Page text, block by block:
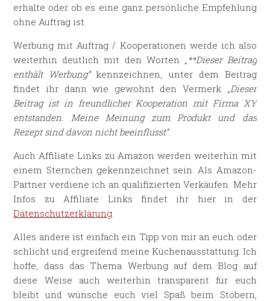
erhalte oder ob es eine ganz persönliche Empfehlung
ohne Auftrag ist.
Werbung mit Auftrag / Kooperationen werde ich also
weiterhin deutlich mit den Worten „**Dieser Beitrag
enthält Werbung“kennzeichnen, unter dem Beitrag
findet ihr dann wie gewohnt den Vermerk „Dieser
Beitrag ist in freundlicher Kooperation mit Firma XY
entstanden. Meine Meinung zum Produkt und das
Rezept sind davon nicht beeinflusst“.
Auch Affiliate Links zu Amazon werden weiterhin mit
einem Sternchen gekennzeichnet sein. Als Amazon-
Partner verdiene ich an qualifizierten Verkäufen. Mehr
Infos zu Affiliate Links findet ihr hier in der
Datenschutzerklärung
Alles andere ist einfach ein Tipp von mir an euch oder
schlicht und ergreifend meine Küchenausstattung. Ich
hoffe, dass das Thema Werbung auf dem Blog auf
diese Weise auch weiterhin transparent für euch
bleibt und wünsche euch viel Spaß beim Stöbern,